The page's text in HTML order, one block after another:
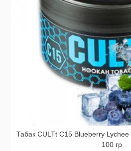
Табак CULTt C15 Blueberry
100 гр